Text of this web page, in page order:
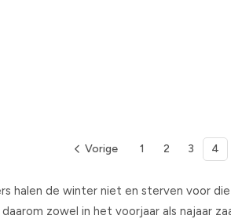
Vorige 1 2 3 4
halen de winter niet en sterven voor
zowel in het voorjaar als najaar